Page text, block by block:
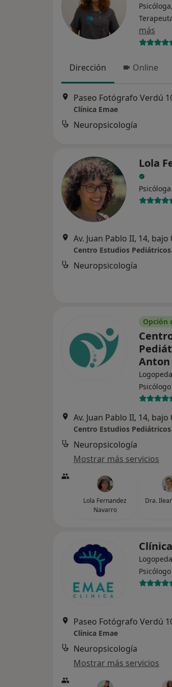
más
Dirección Online
Paseo Fotógrafo Verdú
Clínica Emae
Neuropsicología
Lola
Psicóloga
Av. Juan Pablo II, 14,
Centro Estudios
Neuropsicología
Opción
Anton
Av. Juan Pablo II, 14,
Centro Estudios
Neuropsicología
Mostrar más servicios
Lola Fernandez
Navarro
Dra.
Psicólogo
Paseo Fotógrafo Verdú
Clínica Emae
Neuropsicología
Mostrar más servicios